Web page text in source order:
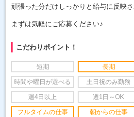
頑張った分だけしっかりと給与に反映さ
まずは気軽にご応募ください♪
こだわりポイント！
短期 長期
時間や曜日が選べる 土日祝のみ勤務
週4日以上 週1日～OK
フルタイムの仕事 朝からの仕事